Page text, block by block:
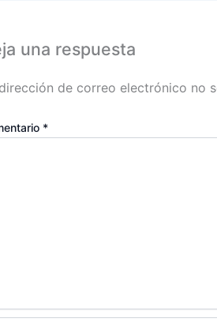
una respuesta
de correo electrónico no
*